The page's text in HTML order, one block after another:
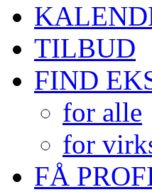
TILBUD
FIND
for alle
for
FÅ